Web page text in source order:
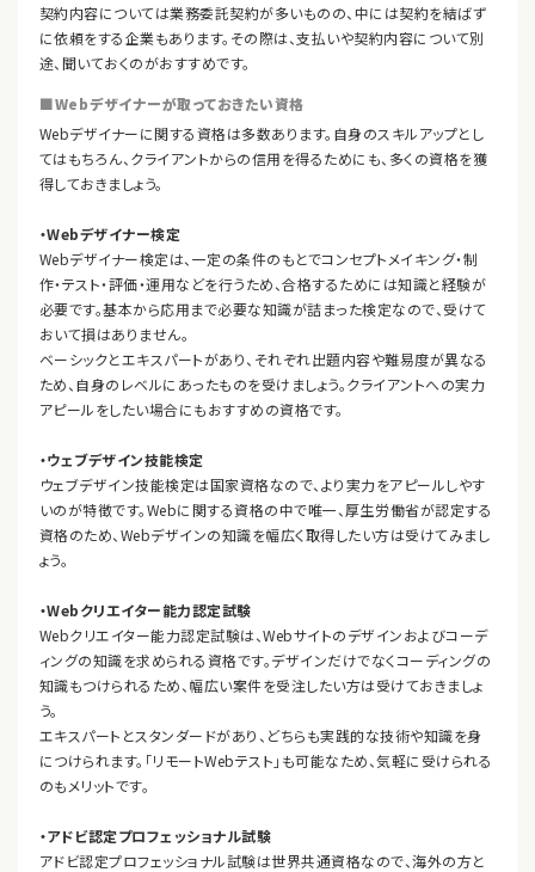
契約内容については業務委託契約が多いものの、中には契約を結ばず
に依頼をする企業もあります。その際は、支払いや契約内容について別
途、聞いておくのがおすすめです。
■Webデザイナーが取っておきたい資格
Webデザイナーに関する資格は多数あります。自身のスキルアップとし
てはもちろん、クライアントからの信用を得るためにも、多くの資格を獲
得しておきましょう。
・Webデザイナー検定
Webデザイナー検定は、一定の条件のもとでコンセプトメイキング・制
作・テスト・評価・運用などを行うため、合格するためには知識と経験が
必要です。基本から応用まで必要な知識が詰まった検定なので、受けて
おいて損はありません。
ベーシックとエキスパートがあり、それぞれ出題内容や難易度が異なる
ため、自身のレベルにあったものを受けましょう。クライアントへの実力
アピールをしたい場合にもおすすめの資格です。
・ウェブデザイン技能検定
ウェブデザイン技能検定は国家資格なので、より実力をアピールしやす
いのが特徴です。Webに関する資格の中で唯一、厚生労働省が認定する
資格のため、Webデザインの知識を幅広く取得したい方は受けてみまし
ょう。
・Webクリエイター能力認定試験
Webクリエイター能力認定試験は、Webサイトのデザインおよびコーデ
ィングの知識を求められる資格です。デザインだけでなくコーディングの
知識もつけられるため、幅広い案件を受注したい方は受けておきましょ
う。
エキスパートとスタンダードがあり、どちらも実践的な技術や知識を身
につけられます。「リモートWebテスト」も可能なため、気軽に受けられる
のもメリットです。
・アドビ認定プロフェッショナル試験
アドビ認定プロフェッショナル試験は世界共通資格なので、海外の方と